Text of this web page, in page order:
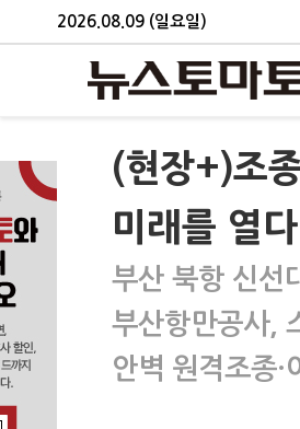
2026.08.09 (일요일)
(현장+)조
미래를 열다
부산 북항 신선
부산항만공사,
안벽 원격조종·